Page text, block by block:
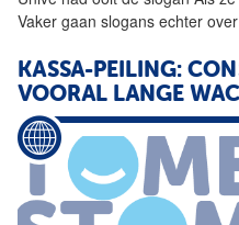
Vaker gaan slogans echter over
KASSA-PEILING:
VOORAL LANGE